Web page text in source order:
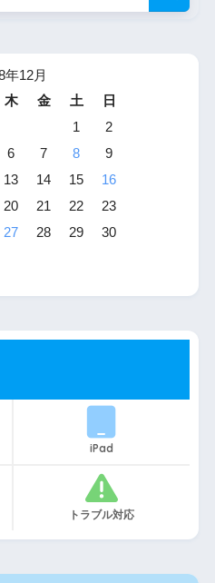
年12月
木 金 土
日
1
2
6 7 8
9
13 14 15
16
20 21 22
23
27 28 29
30
iPad
トラブル対応